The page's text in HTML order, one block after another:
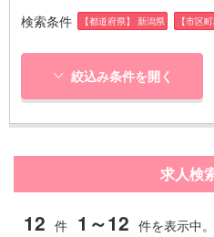
検索条件 【都道府県】 新潟県 【市区
絞込み条件を開く
求人検
12 件 1～12 件を表示中。